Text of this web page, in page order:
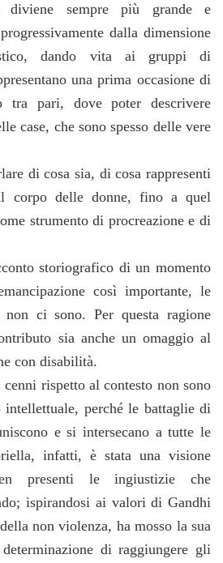
diviene sempre più grande e
dalla dimensione
dando vita ai gruppi di
una prima occasione di
tra pari, dove poter descrivere
case, che sono spesso delle vere
di cosa sia, di cosa rappresenti
corpo delle donne, fino a quel
strumento di procreazione e di
storiografico di un momento
così importante, le
ci sono. Per questa ragione
sia anche un omaggio al
con disabilità.
rispetto al contesto non sono
intellettuale, perché le battaglie di
e si intersecano a tutte le
infatti, è stata una visione
presenti le ingiustizie che
ispirandosi ai valori di Gandhi
non violenza, ha mosso la sua
di raggiungere gli